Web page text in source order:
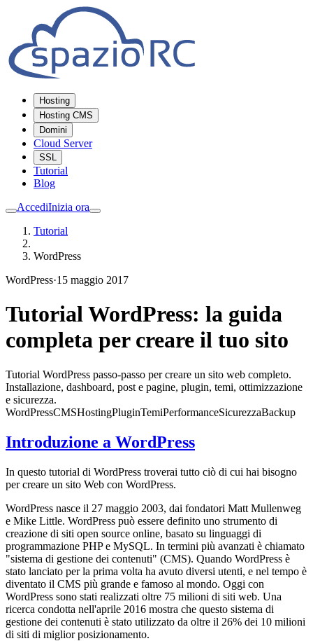
Hosting
Hosting CMS
Domini
Cloud Server
SSL
Tutorial
Blog
AccediInizia ora
Tutorial
WordPress
WordPress·15 maggio 2017
Tutorial WordPress: la guida
completa per creare il tuo sito
Tutorial WordPress passo-passo per creare un sito web completo.
Installazione, dashboard, post e pagine, plugin, temi, ottimizzazione
e sicurezza.
WordPressCMSHostingPluginTemiPerformanceSicurezzaBackup
Introduzione a WordPress
In questo tutorial di WordPress troverai tutto ciò di cui hai bisogno
per creare un sito Web con WordPress.
WordPress nasce il 27 maggio 2003, dai fondatori Matt Mullenweg
e Mike Little. WordPress può essere definito uno strumento di
creazione di siti open source online, basato su linguaggi di
programmazione PHP e MySQL. In termini più avanzati è chiamato
"sistema di gestione dei contenuti" (CMS). Quando WordPress è
stato lanciato per la prima volta ha avuto diversi utenti, e nel tempo è
diventato il CMS più grande e famoso al mondo. Oggi con
WordPress sono stati realizzati oltre 75 milioni di siti web. Una
ricerca condotta nell'aprile 2016 mostra che questo sistema di
gestione dei contenuti è stato utilizzato da oltre il 26% dei 10 milioni
di siti di miglior posizionamento.